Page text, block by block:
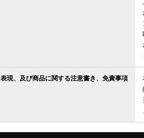
表現、及び商品に関する注意書き、免責事項